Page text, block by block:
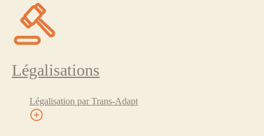
Légalisations
Légalisation par Trans-Adapt